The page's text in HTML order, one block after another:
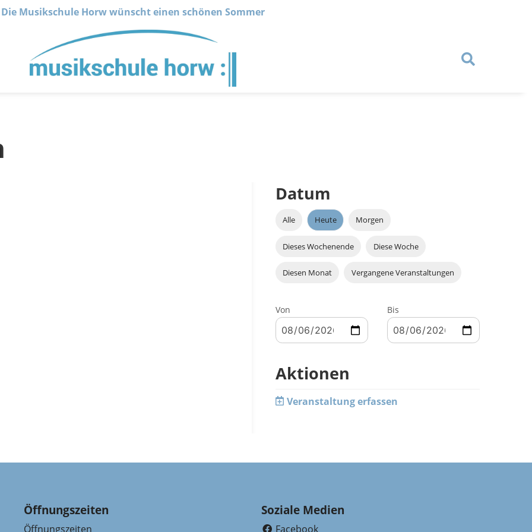
Die Musikschule Horw wünscht einen schönen Sommer
Datum
Alle Heute Morgen
Dieses Wochenende Diese Woche
Diesen Monat Vergangene Veranstaltungen
Von Bis
Aktionen
Veranstaltung erfassen
Öffnungszeiten
Öffnungszeiten
Soziale Medien
Facebook